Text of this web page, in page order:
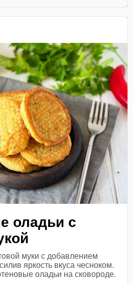
оладьи с
муки с добавлением
яркость вкуса чесноком.
оладьи на сковороде.